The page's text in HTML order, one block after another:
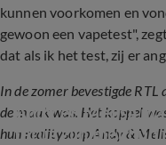
kunnen voorkomen en
gewoon een vapetest",
dat als ik het test, zij er
In de zomer bevestigde RTL
de maak was. Het koppel
hun realitysoap Andy &
Andy en Melisa
terug zijn met hun